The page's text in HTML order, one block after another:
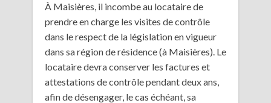
À Maisières, il incombe au locataire de
prendre en charge les visites de contrôle
dans le respect de la législation en vigueur
dans sa région de résidence (à Maisières). Le
locataire devra conserver les factures et
attestations de contrôle pendant deux ans,
afin de désengager, le cas échéant, sa